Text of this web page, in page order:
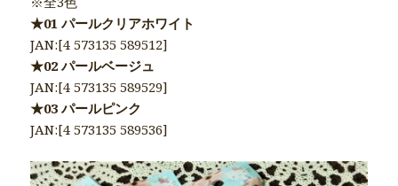
★01 パールクリアホワイト
JAN:[4 573135 589512]
★02 パールベージュ
JAN:[4 573135 589529]
★03 パールピンク
JAN:[4 573135 589536]